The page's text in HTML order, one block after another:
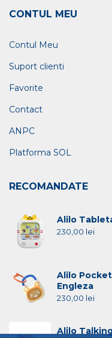
CONTUL MEU
Contul Meu
Suport clienti
Favorite
Contact
ANPC
Platforma SOL
RECOMANDATE
Alilo
230,00 lei
Alilo
Engleza
230,00 lei
Alilo